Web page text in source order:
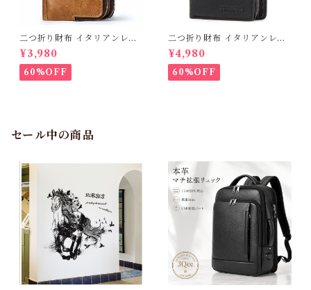
二つ折り財布 イタリアンレザ
ー ヌバック 春財布 猫 ネコ柄
雑貨 財布 ねこ財布 プレゼント
かわいい グッズ 猫柄 猫財布
ねこ 母の日 猫好き 猫グッズ
¥3,980
60%OFF
二つ折り財布 イタリアンレザ
ー ヌバック 春財布 猫 ネコ柄
雑貨 財布 ねこ財布 プレゼント
かわいい グッズ 猫柄 猫財布
ねこ 母の日 猫好き 猫グッズ
¥4,980
60%OFF
セール中の商品